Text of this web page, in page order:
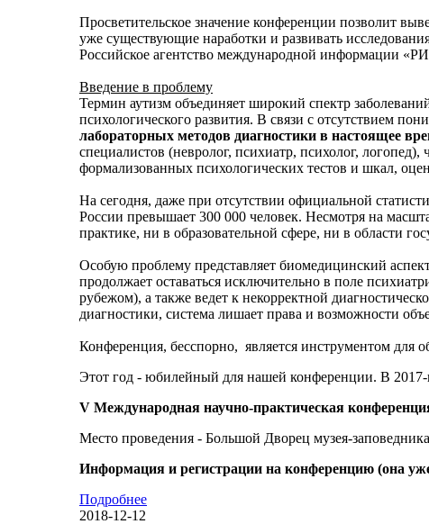
Просветительское значение конференции позволит
уже существующие наработки и развивать
Российское агентство международной информации
Введение в проблему
Термин аутизм объединяет широкий спектр
психологического развития. В связи с отсутствием
лабораторных методов диагностики в настоящее
специалистов (невролог, психиатр, психолог,
формализованных психологических тестов и шкал,
На сегодня, даже при отсутствии официальной
России превышает 300 000 человек. Несмотря на
практике, ни в образовательной сфере, ни в области
Особую проблему представляет биомедицинский
продолжает оставаться исключительно в поле
рубежом), а также ведет к некорректной
диагностики, система лишает права и возможности
Конференция, бесспорно, является инструментом
Этот год - юбилейный для нашей конференции. В
V Международная научно-практическая
Место проведения - Большой Дворец музея-
Информация и регистрации на конференцию (она
Подробнее
2018-12-12